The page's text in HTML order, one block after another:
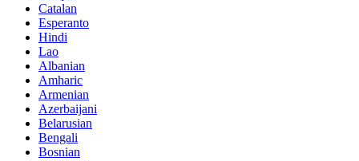
Catalan
Esperanto
Hindi
Lao
Albanian
Amharic
Armenian
Azerbaijani
Belarusian
Bengali
Bosnian